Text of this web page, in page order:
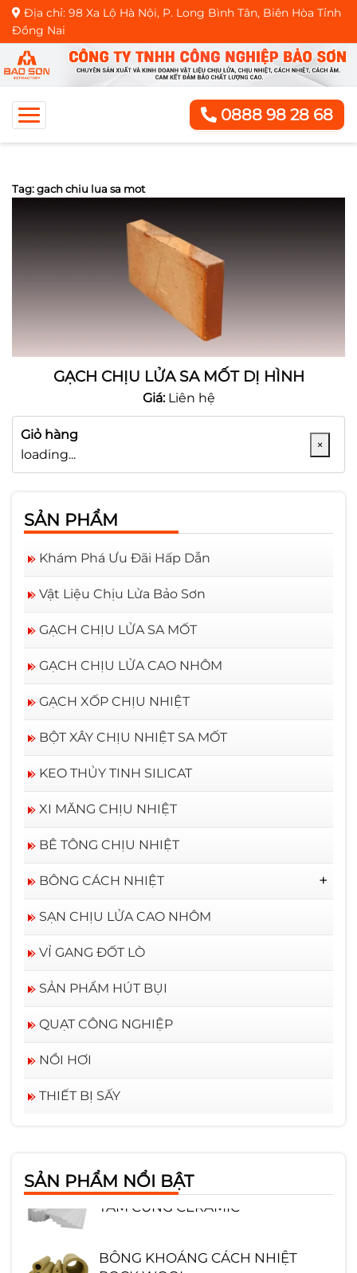
Địa chỉ: 98 Xa Lộ Hà Nội, P. Long Bình Tân, Biên Hòa Tỉnh
Đồng Nai
0888 98 28 68
Tag: gach chiu lua sa mot
GẠCH CHỊU LỬA SA MỐT DỊ HÌNH
Giá: Liên hệ
×
Giỏ hàng
loading...
SẢN PHẨM
Khám Phá Ưu Đãi Hấp Dẫn
Vật Liệu Chịu Lửa Bảo Sơn
GẠCH CHỊU LỬA SA MỐT
GẠCH CHỊU LỬA CAO NHÔM
GẠCH XỐP CHỊU NHIỆT
BỘT XÂY CHỊU NHIỆT SA MỐT
KEO THỦY TINH SILICAT
XI MĂNG CHỊU NHIỆT
BÊ TÔNG CHỊU NHIỆT
BÔNG CÁCH NHIỆT
BÔNG CERAMIC RỜI
SẠN CHỊU LỬA CAO NHÔM
VỈ GANG ĐỐT LÒ
SẢN PHẨM HÚT BỤI
QUẠT CÔNG NGHIỆP
NỒI HƠI
THIẾT BỊ SẤY
SẢN PHẨM NỔI BẬT
TẤM CỨNG CERAMIC
ROCK WOOL